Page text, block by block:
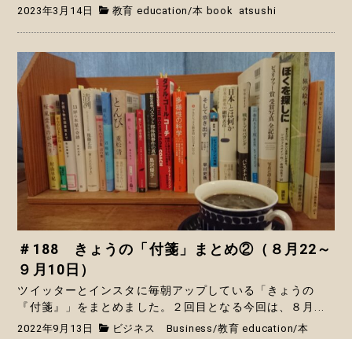
2023年3月14日 教育 education /本 book atsushi
＃188 きょうの「付箋」まとめ②（８月22～
９月10日）
ツイッターとインスタに毎朝アップしている「きょうの
『付箋』」をまとめました。２回目となる今回は、８月...
2022年9月13日 ビジネス Business/教育 education/本